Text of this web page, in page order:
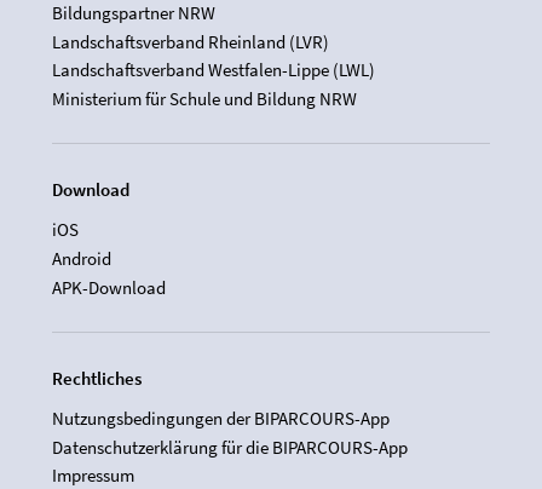
Bildungspartner NRW
Landschaftsverband Rheinland (LVR)
Landschaftsverband Westfalen-Lippe (LWL)
Ministerium für Schule und Bildung NRW
Download
iOS
Android
APK-Download
Rechtliches
Nutzungsbedingungen der BIPARCOURS-App
Datenschutzerklärung für die BIPARCOURS-App
Impressum